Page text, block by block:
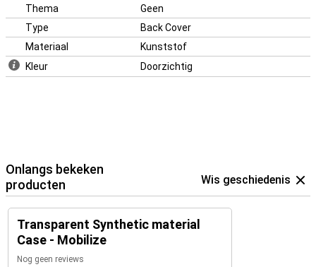
Thema
Geen
Type
Back Cover
Materiaal
Kunststof
Kleur
Doorzichtig
Onlangs bekeken
producten
Wis geschiedenis
Transparent Synthetic material
Case - Mobilize
Nog geen reviews